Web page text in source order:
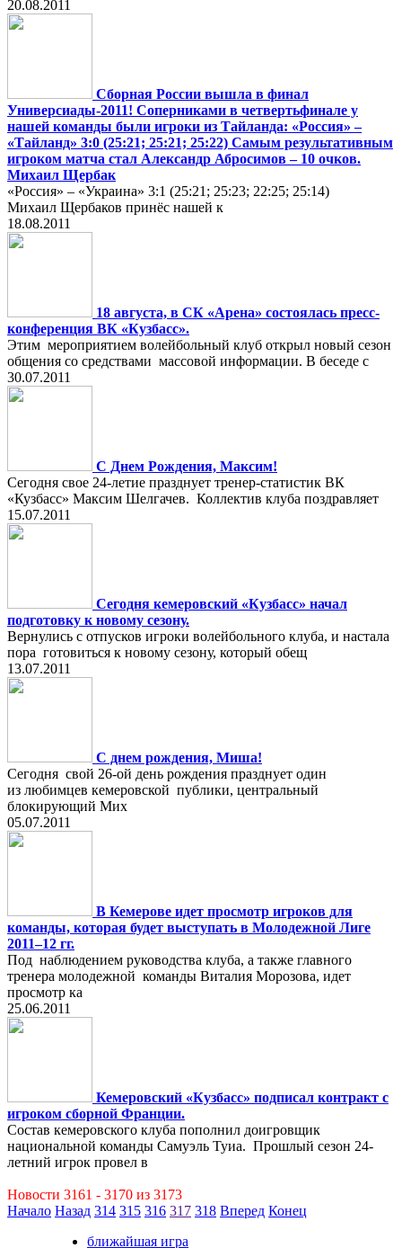
20.08.2011
Сборная России вышла в финал
Универсиады-2011! Соперниками в четвертьфинале у
нашей команды были игроки из Тайланда: «Россия» –
«Тайланд» 3:0 (25:21; 25:21; 25:22) Самым результативным
игроком матча стал Александр Абросимов – 10 очков.
Михаил Щербак
«Россия» – «Украина» 3:1 (25:21; 25:23; 22:25; 25:14)
Михаил Щербаков принёс нашей к
18.08.2011
18 августа, в СК «Арена» состоялась пресс-
конференция ВК «Кузбасс».
Этим мероприятием волейбольный клуб открыл новый сезон
общения со средствами массовой информации. В беседе с
30.07.2011
С Днем Рождения, Максим!
Сегодня свое 24-летие празднует тренер-статистик ВК
«Кузбасс» Максим Шелгачев. Коллектив клуба поздравляет
15.07.2011
Сегодня кемеровский «Кузбасс» начал
подготовку к новому сезону.
Вернулись с отпусков игроки волейбольного клуба, и настала
пора готовиться к новому сезону, который обещ
13.07.2011
С днем рождения, Миша!
Сегодня свой 26-ой день рождения празднует один
из любимцев кемеровской публики, центральный
блокирующий Мих
05.07.2011
В Кемерове идет просмотр игроков для
команды, которая будет выступать в Молодежной Лиге
2011–12 гг.
Под наблюдением руководства клуба, а также главного
тренера молодежной команды Виталия Морозова, идет
просмотр ка
25.06.2011
Кемеровский «Кузбасс» подписал контракт с
игроком сборной Франции.
Состав кемеровского клуба пополнил доигровщик
национальной команды Самуэль Туиа. Прошлый сезон 24-
летний игрок провел в
Новости 3161 - 3170 из 3173
Начало Назад 314 315 316 317 318 Вперед Конец
ближайшая игра